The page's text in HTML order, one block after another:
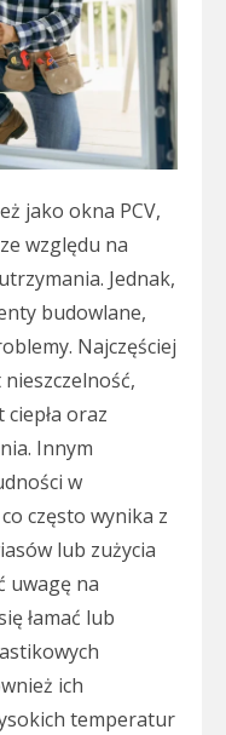
jako okna PCV,
względu na
Jednak,
budowlane,
Najczęściej
oraz
Innym
w
często wynika z
lub zużycia
uwagę na
łamać lub
ich
temperatur